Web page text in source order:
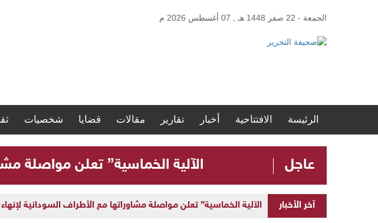
الجمعة - 22 صفر 1448 هـ , 07 أغسطس 2026 م
الرئيسة الافتتاحية أخبار تقارير مقالات قضايا شخصيات
عاجل الآلية الخماسية” تعلن مواصلة
آخر الأخبار
الآلية الخماسية” تعلن مواصلة مشاوراتها مع الأطراف السودانية لإنهاء
إطلاق “المنصة الحكومية الموحدة” لإدارة سجلات موظفي الدولة